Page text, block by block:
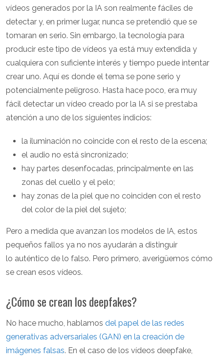
vídeos generados por la IA son realmente fáciles de
detectar y, en primer lugar, nunca se pretendió que se
tomaran en serio. Sin embargo, la tecnología para
producir este tipo de vídeos ya está muy extendida y
cualquiera con suficiente interés y tiempo puede intentar
crear uno. Aquí es donde el tema se pone serio y
potencialmente peligroso. Hasta hace poco, era muy
fácil detectar un vídeo creado por la IA si se prestaba
atención a uno de los siguientes indicios:
la iluminación no coincide con el resto de la escena;
el audio no está sincronizado;
hay partes desenfocadas, principalmente en las
zonas del cuello y el pelo;
hay zonas de la piel que no coinciden con el resto
del color de la piel del sujeto;
Pero a medida que avanzan los modelos de IA, estos
pequeños fallos ya no nos ayudarán a distinguir
lo auténtico de lo falso. Pero primero, averigüemos cómo
se crean esos vídeos.
¿Cómo se crean los deepfakes?
No hace mucho, hablamos del papel de las redes
generativas adversariales (GAN) en la creación de
imágenes falsas. En el caso de los vídeos deepfake,